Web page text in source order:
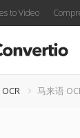
to Video
OCR 马来语